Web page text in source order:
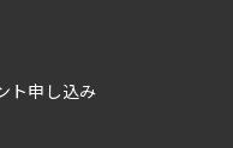
ト申し込み